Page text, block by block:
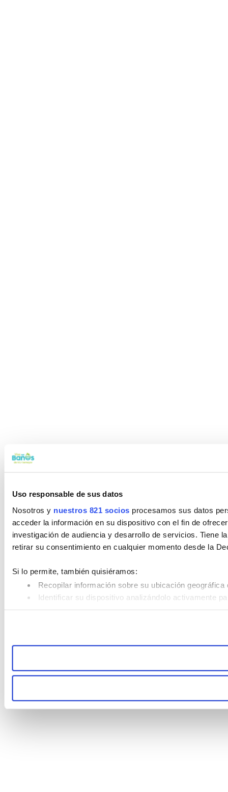
Uso responsable de sus datos
Nosotros y nuestros 821 socios procesamos sus datos
acceder la información en su dispositivo con el fin de
investigación de audiencia y desarrollo de servicios. Tiene
retirar su consentimiento en cualquier momento desde la
Si lo permite, también quisiéramos:
Recopilar información sobre su ubicación
Identificar su dispositivo analizándolo activamente
Las cookies de este sitio web se usan para personalizar el
pueden combinarla con otra información que les haya